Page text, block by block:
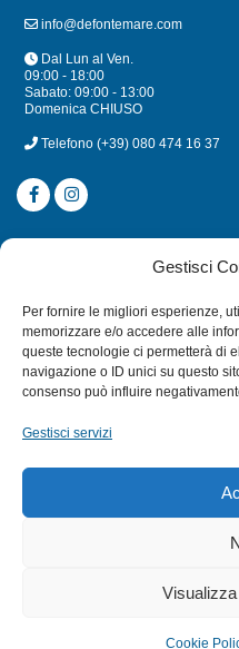
Gestisci
Per fornire le migliori esperienze,
memorizzare e/o accedere alle
queste tecnologie ci permetterà di
navigazione o ID unici su questo
consenso può influire
Gestisci servizi
Cookie
info@defontemare.com
Dal Lun al Ven.
09:00 - 18:00
Sabato: 09:00 - 13:00
Domenica CHIUSO
Telefono (+39) 080 474 16 37
CATEGORIE
MULINELLI
CANNE
ACCESSORI NAUTICI
TERMINI E CONDIZIONI